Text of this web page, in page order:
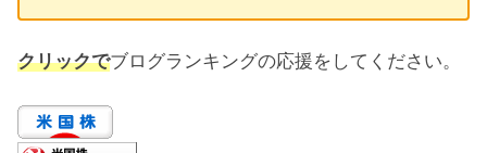
クリックでブログランキングの応援をしてください。